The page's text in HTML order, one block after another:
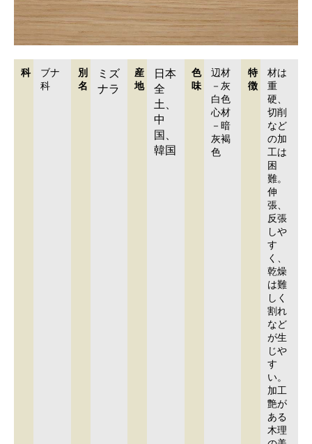
科
ブナ
科
別
名
ミズ
ナラ
産
地
日本
全
土、
中
国、
韓国
色
味
辺材
－灰
白色
心材
－暗
灰褐
色
特
徴
材は
重
硬、
切削
など
の加
工は
困
難。
伸
張、
反張
しや
す
く、
乾燥
は難
しく
割れ
など
が生
じや
す
い。
加工
艶が
ある
木理